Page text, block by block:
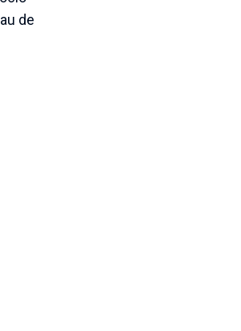
de